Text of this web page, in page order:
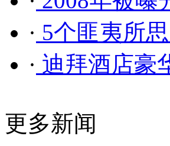
· 5个匪夷所
· 迪拜酒店豪
更多新闻